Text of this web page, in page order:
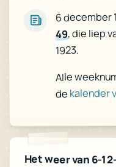
6 december
49, die liep
1923.
Alle
de kalender
Het weer van 6-